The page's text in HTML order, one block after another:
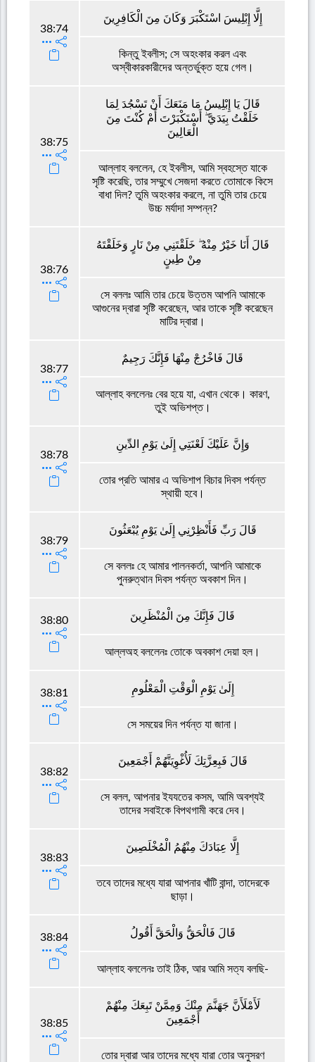
38:74
إِلَّا إِبْلِيسَ اسْتَكْبَرَ وَكَانَ مِنَ الْكَافِرِينَ
কিন্তু ইবলীস; সে অহংকার করল এবং
অস্বীকারকারীদের অন্তর্ভুক্ত হয়ে গেল।
38:75
قَالَ يَا إِبْلِيسُ مَا مَنَعَكَ أَنْ تَسْجُدَ لِمَا
خَلَقْتُ بِيَدَيَّ ۖ أَسْتَكْبَرْتَ أَمْ كُنْتَ مِنَ
الْعَالِينَ
আল্লাহ বললেন, হে ইবলীস, আমি স্বহস্তে যাকে
সৃষ্টি করেছি, তার সম্মুখে সেজদা করতে তোমাকে কিসে
বাধা দিল? তুমি অহংকার করলে, না তুমি তার চেয়ে
উচ্চ মর্যাদা সম্পন্ন?
38:76
قَالَ أَنَا خَيْرٌ مِنْهُ ۖ خَلَقْتَنِي مِنْ نَارٍ وَخَلَقْتَهُ
مِنْ طِينٍ
সে বললঃ আমি তার চেয়ে উত্তম আপনি আমাকে
আগুনের দ্বারা সৃষ্টি করেছেন, আর তাকে সৃষ্টি করেছেন
মাটির দ্বারা।
38:77
قَالَ فَاخْرُجْ مِنْهَا فَإِنَّكَ رَجِيمٌ
আল্লাহ বললেনঃ বের হয়ে যা, এখান থেকে। কারণ,
তুই অভিশপ্ত।
38:78
وَإِنَّ عَلَيْكَ لَعْنَتِي إِلَىٰ يَوْمِ الدِّينِ
তোর প্রতি আমার এ অভিশাপ বিচার দিবস পর্যন্ত
স্থায়ী হবে।
38:79
قَالَ رَبِّ فَأَنْظِرْنِي إِلَىٰ يَوْمِ يُبْعَثُونَ
সে বললঃ হে আমার পালনকর্তা, আপনি আমাকে
পুনরুত্থান দিবস পর্যন্ত অবকাশ দিন।
38:80 قَالَ فَإِنَّكَ مِنَ الْمُنْظَرِينَ
আল্লঅহ বললেনঃ তোকে অবকাশ দেয়া হল।
38:81 إِلَىٰ يَوْمِ الْوَقْتِ الْمَعْلُومِ
সে সময়ের দিন পর্যন্ত যা জানা।
38:82
قَالَ فَبِعِزَّتِكَ لَأُغْوِيَنَّهُمْ أَجْمَعِينَ
সে বলল, আপনার ইযযতের কসম, আমি অবশ্যই
তাদের সবাইকে বিপথগামী করে দেব।
38:83
إِلَّا عِبَادَكَ مِنْهُمُ الْمُخْلَصِينَ
তবে তাদের মধ্যে যারা আপনার খাঁটি বান্দা, তাদেরকে
ছাড়া।
38:84 قَالَ فَالْحَقُّ وَالْحَقَّ أَقُولُ
আল্লাহ বললেনঃ তাই ঠিক, আর আমি সত্য বলছি-
38:85
لَأَمْلَأَنَّ جَهَنَّمَ مِنْكَ وَمِمَّنْ تَبِعَكَ مِنْهُمْ
أَجْمَعِينَ
তোর দ্বারা আর তাদের মধ্যে যারা তোর অনুসরণ